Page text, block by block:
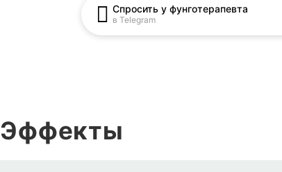
Спросить у фунготерапевта
в Telegram
Эффекты